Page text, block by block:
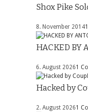
Shox Pike
8. November 2014
HACKED BY
6. August 20261
Hacked by
2. August 20261